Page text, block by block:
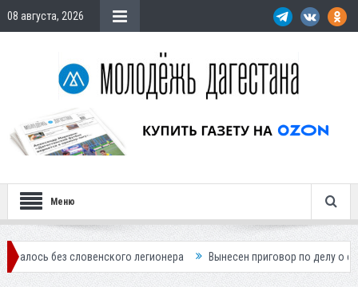
08 августа, 2026
Меню
словенского легионера Вынесен приговор по делу о